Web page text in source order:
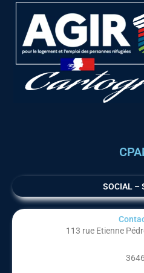
SOCIAL –
113 rue Etienne
3646